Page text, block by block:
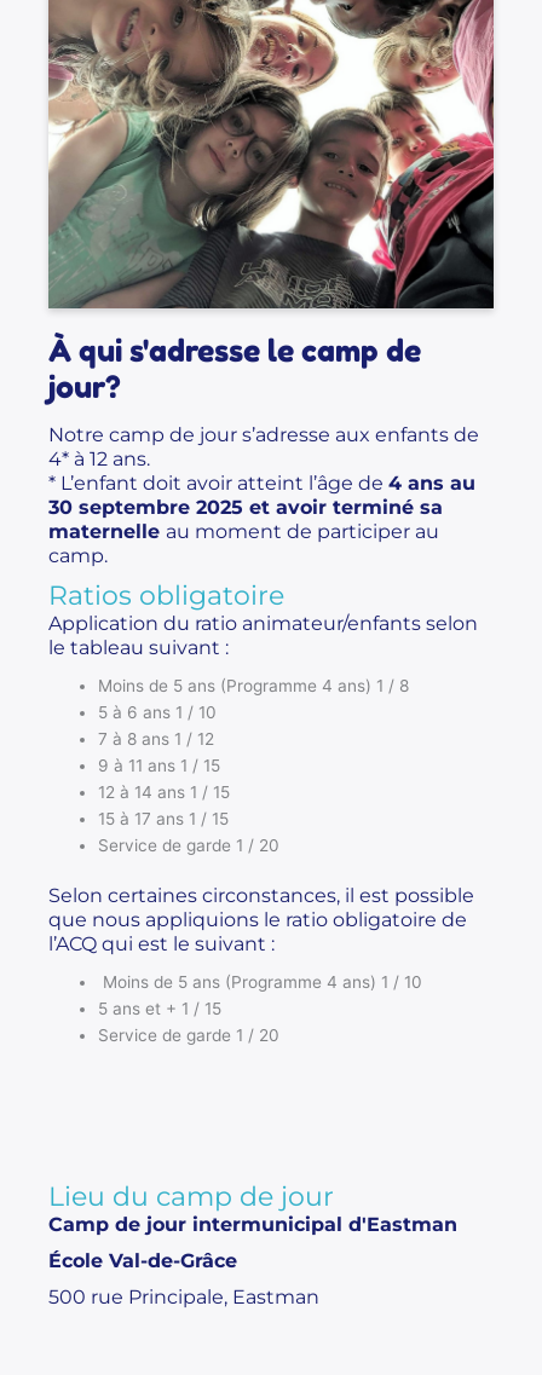
À qui s'adresse le camp de
jour?
Notre camp de jour s’adresse aux enfants de
4* à 12 ans.
* L’enfant doit avoir atteint l’âge de 4 ans au
30 septembre 2025 et avoir terminé sa
maternelle au moment de participer au
camp.
Ratios obligatoire
Application du ratio animateur/enfants selon
le tableau suivant :
Moins de 5 ans (Programme 4 ans) 1 / 8
5 à 6 ans 1 / 10
7 à 8 ans 1 / 12
9 à 11 ans 1 / 15
12 à 14 ans 1 / 15
15 à 17 ans 1 / 15
Service de garde 1 / 20
Selon certaines circonstances, il est possible
que nous appliquions le ratio obligatoire de
l’ACQ qui est le suivant :
Moins de 5 ans (Programme 4 ans) 1 / 10
5 ans et + 1 / 15
Service de garde 1 / 20
Lieu du camp de jour
Camp de jour intermunicipal d'Eastman
École Val-de-Grâce
500 rue Principale, Eastman